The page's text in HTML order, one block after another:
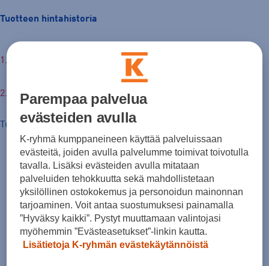
Tuotteen hintahistoria
Tuotteen hinta nyt
Parempaa palvelua
evästeiden avulla
K-ryhmä kumppaneineen käyttää palveluissaan
evästeitä, joiden avulla palvelumme toimivat toivotulla
tavalla. Lisäksi evästeiden avulla mitataan
palveluiden tehokkuutta sekä mahdollistetaan
yksilöllinen ostokokemus ja personoidun mainonnan
tarjoaminen. Voit antaa suostumuksesi painamalla
”Hyväksy kaikki”. Pystyt muuttamaan valintojasi
myöhemmin ”Evästeasetukset”-linkin kautta.
Lisätietoja K-ryhmän evästekäytännöistä